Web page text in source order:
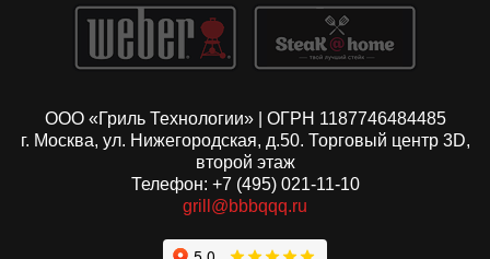
ООО «Гриль Технологии» | ОГРН 1187746484485
г. Москва, ул. Нижегородская, д.50. Торговый центр 3D,
второй этаж
Телефон: +7 (495) 021-11-10
grill@bbbqqq.ru